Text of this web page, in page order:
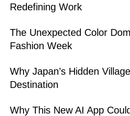
Redefining Work
The Unexpected Color
Fashion Week
Why Japan’s Hidden
Destination
Why This New AI App